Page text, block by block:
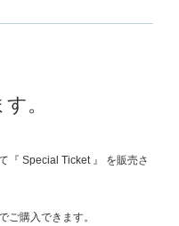
。
『 Special Ticket 』 を販売さ
ご購入できます。